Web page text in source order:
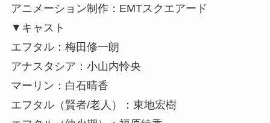
アニメーション制作：EMTスクエアード
▼キャスト
エフタル：梅田修一朗
アナスタシア：小山内怜央
マーリン：白石晴香
エフタル（賢者/老人）：東地宏樹